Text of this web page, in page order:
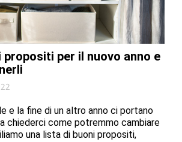
propositi per il nuovo anno e
e la fine di un altro anno ci portano
chiederci come potremmo cambiare
una lista di buoni propositi,